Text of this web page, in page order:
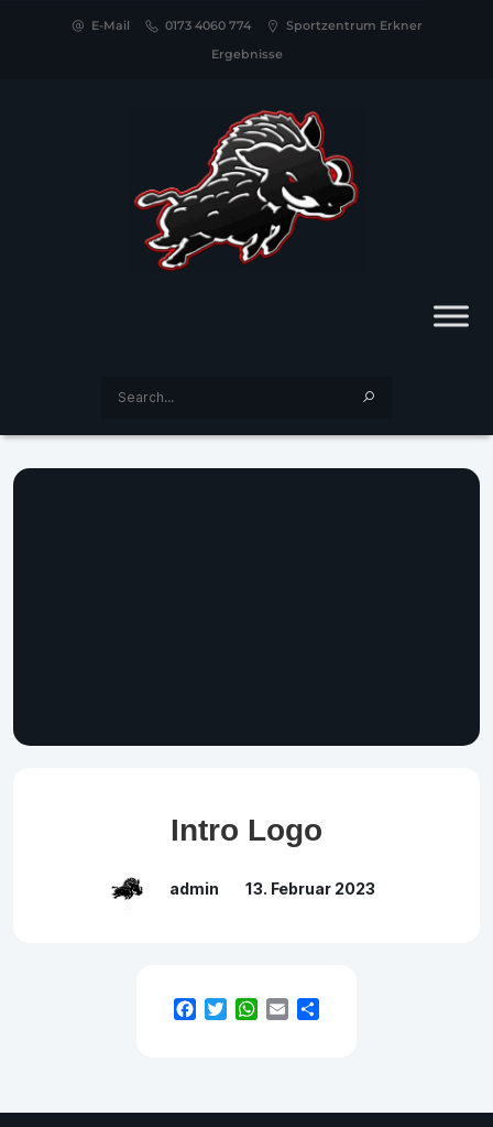
E-Mail 0173 4060 774
Sportzentrum Erkner
Ergebnisse
Intro Logo
admin 13. Februar 2023
Facebook
TwitterWhatsApp
Email